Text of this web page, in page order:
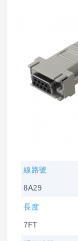
線路號
8A29
長度
7FT